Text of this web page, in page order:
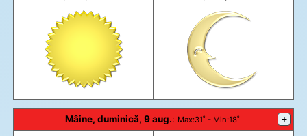
Mâine, duminică, 9 aug.: Max:31˚ - Min:18˚ +